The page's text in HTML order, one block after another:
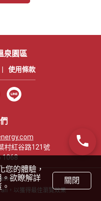
泉園區
使用條款
村紅谷路121號
1068
，以獲得最佳瀏覽效果
您的體驗，
欲瞭解詳
關閉